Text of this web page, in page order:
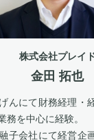
株式会社プレイ
金田 拓也
んにて財務経理・
務を中心に経験。
子会社にて経営企